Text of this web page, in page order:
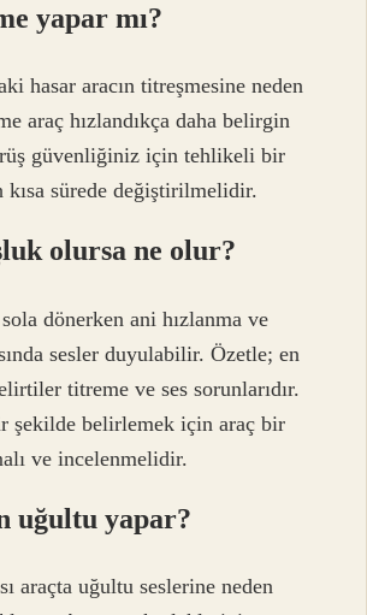
yapar mı?
hasar aracın titreşmesine neden
araç hızlandıkça daha belirgin
güvenliğiniz için tehlikeli bir
kısa sürede değiştirilmelidir.
olursa ne olur?
dönerken ani hızlanma ve
sesler duyulabilir. Özetle; en
titreme ve ses sorunlarıdır.
şekilde belirlemek için araç bir
ve incelenmelidir.
uğultu yapar?
araçta uğultu seslerine neden